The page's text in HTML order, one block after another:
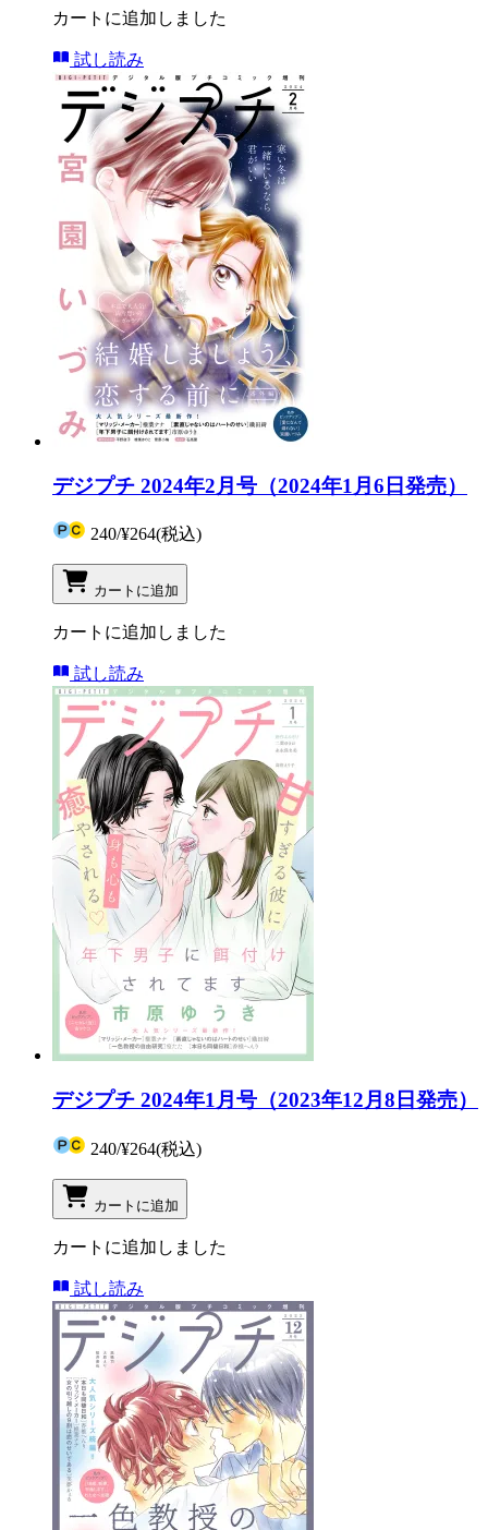
カートに追加しました
試し読み
デジプチ 2024年2月号（2024年1月6日発売）
240/¥264(税込)
カートに追加
カートに追加しました
試し読み
デジプチ 2024年1月号（2023年12月8日発売）
240/¥264(税込)
カートに追加
カートに追加しました
試し読み